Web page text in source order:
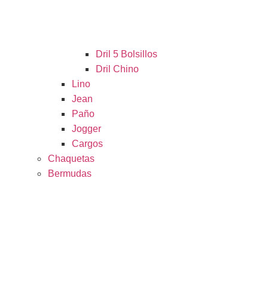
Dril 5 Bolsillos
Dril Chino
Lino
Jean
Paño
Jogger
Cargos
Chaquetas
Bermudas